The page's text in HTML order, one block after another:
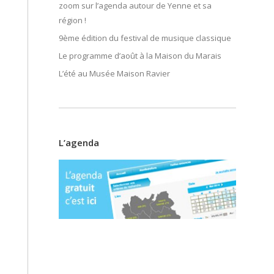
zoom sur l’agenda autour de Yenne et sa
région !
9ème édition du festival de musique classique
Le programme d’août à la Maison du Marais
L’été au Musée Maison Ravier
L’agenda